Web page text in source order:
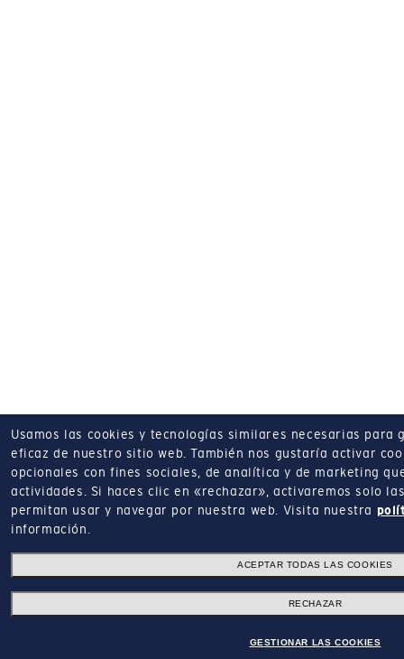
Usamos las cookies y tecnologías similares necesarias
eficaz de nuestro sitio web. También nos gustaría activar
opcionales con fines sociales, de analítica y de marketing
actividades.
Si haces clic en «rechazar», activaremos solo
permitan usar y navegar por nuestra web.
Visita nuestra
información.
ACEPTAR TODAS LAS COOKIES
RECHAZAR
GESTIONAR LAS COOKIES